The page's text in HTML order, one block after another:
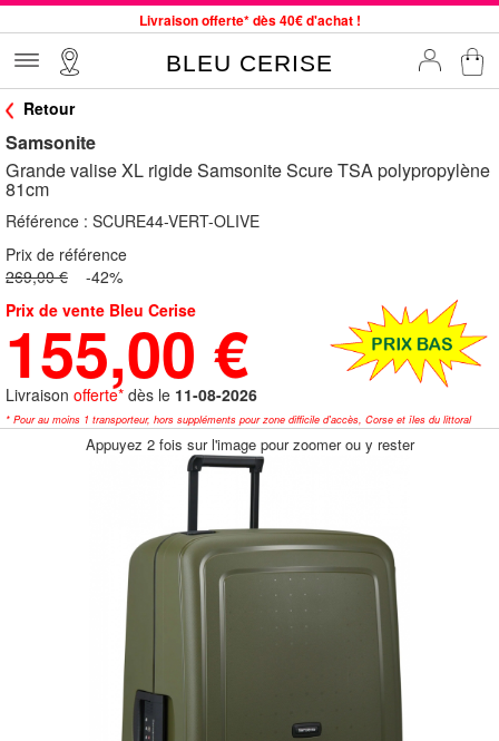
Livraison offerte* dès 40€ d'achat !
Commande avant 12h expédiée le jour même, du lundi au vendredi
Jusqu'à -75% sur le site du 29/07 au 27/08
BLEU CERISE
Retour
Samsonite
Grande valise XL rigide Samsonite Scure TSA polypropylène
81cm
Référence : SCURE44-VERT-OLIVE
Prix de référence
269,00 € -42%
Prix de vente Bleu Cerise
155,00 €
Livraison offerte* dès le 11-08-2026
* Pour au moins 1 transporteur, hors suppléments pour zone difficile d'accès, Corse et îles du littoral
Appuyez 2 fois sur l'image pour zoomer ou y rester